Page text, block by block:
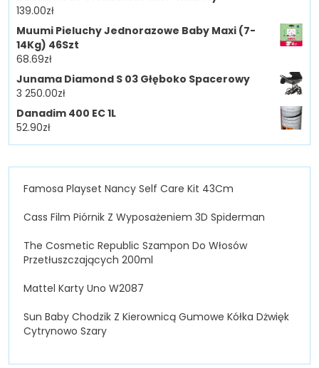
139.00zł
Muumi Pieluchy Jednorazowe Baby Maxi (7-
14Kg) 46Szt
68.69zł
Junama Diamond S 03 Głęboko Spacerowy
3 250.00zł
Danadim 400 EC 1L
52.90zł
Famosa Playset Nancy Self Care Kit 43Cm
Cass Film Piórnik Z Wyposażeniem 3D Spiderman
The Cosmetic Republic Szampon Do Włosów
Przetłuszczających 200ml
Mattel Karty Uno W2087
Sun Baby Chodzik Z Kierownicą Gumowe Kółka Dżwięk
Cytrynowo Szary